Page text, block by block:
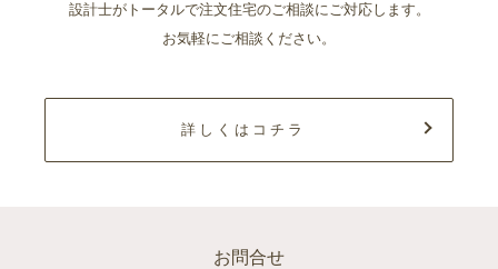
設計士がトータルで注文住宅のご相談にご対応します。
お気軽にご相談ください。
詳しくはコチラ
お問合せ